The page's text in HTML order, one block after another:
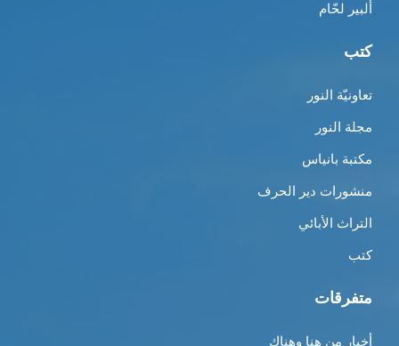
ألبير لحّام
كتب
تعاونيّة النور
مجلة النور
مكتبة بانياس
منشورات دير الحرف
التراث الأبائي
كتب
متفرقات
أخبار من هنا وهناك